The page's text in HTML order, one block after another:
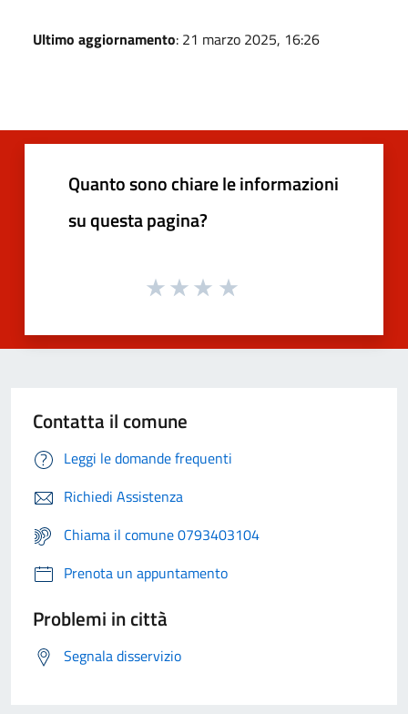
Ultimo aggiornamento: 21 marzo 2025, 16:26
Quanto sono chiare le informazioni
su questa pagina?
Contatta il comune
Leggi le domande frequenti
Richiedi Assistenza
Chiama il comune 0793403104
Prenota un appuntamento
Problemi in città
Segnala disservizio